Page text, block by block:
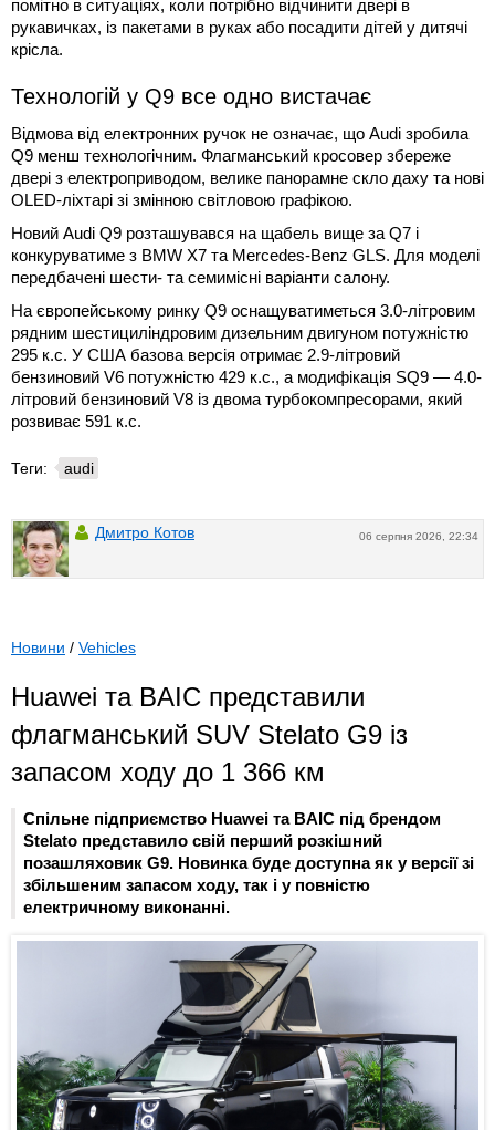
помітно в ситуаціях, коли потрібно відчинити двері в
рукавичках, із пакетами в руках або посадити дітей у дитячі
крісла.
Технологій у Q9 все одно вистачає
Відмова від електронних ручок не означає, що Audi зробила
Q9 менш технологічним. Флагманський кросовер збереже
двері з електроприводом, велике панорамне скло даху та нові
OLED-ліхтарі зі змінною світловою графікою.
Новий Audi Q9 розташувався на щабель вище за Q7 і
конкуруватиме з BMW X7 та Mercedes-Benz GLS. Для моделі
передбачені шести- та семимісні варіанти салону.
На європейському ринку Q9 оснащуватиметься 3.0-літровим
рядним шестициліндровим дизельним двигуном потужністю
295 к.с. У США базова версія отримає 2.9-літровий
бензиновий V6 потужністю 429 к.с., а модифікація SQ9 — 4.0-
літровий бензиновий V8 із двома турбокомпресорами, який
розвиває 591 к.с.
Теги: audi
06 серпня 2026, 22:34
Дмитро Котов
Новини / Vehicles
Huawei та BAIC представили
флагманський SUV Stelato G9 із
запасом ходу до 1 366 км
Спільне підприємство Huawei та BAIC під брендом
Stelato представило свій перший розкішний
позашляховик G9. Новинка буде доступна як у версії зі
збільшеним запасом ходу, так і у повністю
електричному виконанні.